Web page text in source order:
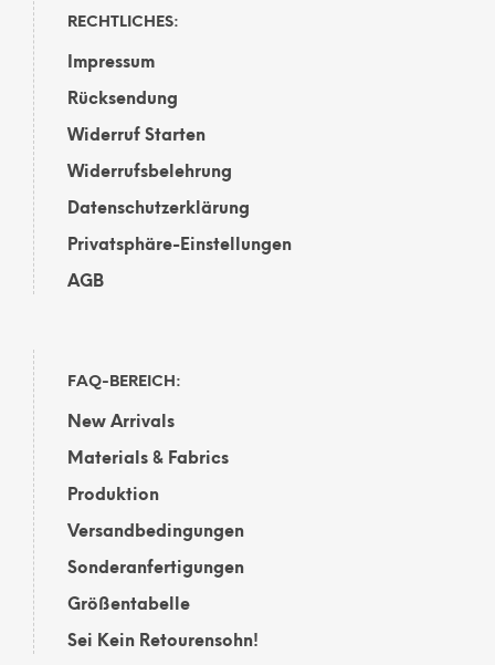
RECHTLICHES:
Impressum
Rücksendung
Widerruf Starten
Widerrufsbelehrung
Datenschutzerklärung
Privatsphäre-Einstellungen
AGB
FAQ-BEREICH:
New Arrivals
Materials & Fabrics
Produktion
Versandbedingungen
Sonderanfertigungen
Größentabelle
Sei Kein Retourensohn!